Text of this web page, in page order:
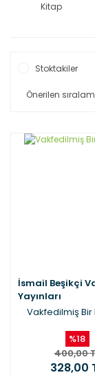
Kitap
Stoktakiler
İsmail Beşikçi
Yayınları
Vakfedilmiş Bir
%18
400,00
328,00